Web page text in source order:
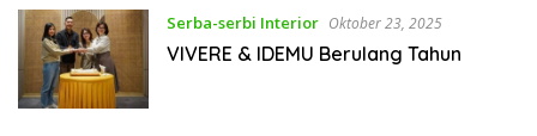
Serba-serbi Interior Oktober 23, 2025
VIVERE & IDEMU Berulang Tahun